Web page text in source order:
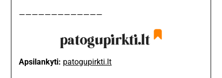
—————————————
Apsilankyti: patogupirkti.lt